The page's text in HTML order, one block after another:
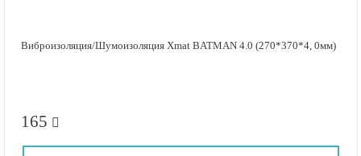
Виброизоляция/Шумоизоляция Xmat BATMAN 4.0 (270*370*4, 0мм)
165